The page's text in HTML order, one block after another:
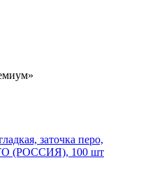
заточка перо,
(РОССИЯ), 100 шт